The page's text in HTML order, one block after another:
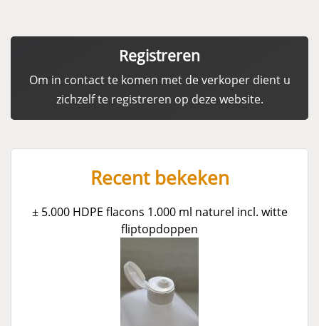
Registreren
Om in contact te komen met de verkoper dient u
zichzelf te registreren op deze website.
Recent bekeken
± 5.000 HDPE flacons 1.000 ml naturel incl. witte
fliptopdoppen